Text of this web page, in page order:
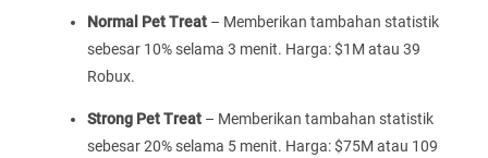
Normal Pet Treat – Memberikan tambahan statistik
sebesar 10% selama 3 menit. Harga: $1M atau 39
Robux.
Strong Pet Treat – Memberikan tambahan statistik
sebesar 20% selama 5 menit. Harga: $75M atau 109